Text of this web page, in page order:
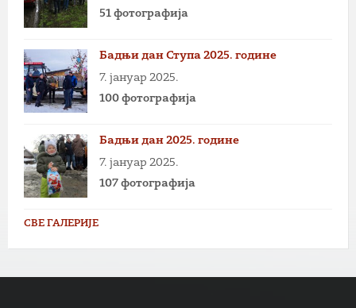
51 фотографија
Бадњи дан Ступа 2025. године
7. јануар 2025.
100 фотографија
Бадњи дан 2025. године
7. јануар 2025.
107 фотографија
СВЕ ГАЛЕРИЈЕ